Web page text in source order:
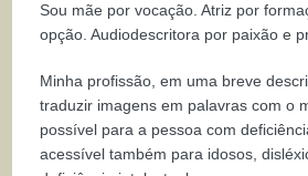
Sou mãe por vocação. Atriz por
opção. Audiodescritora por paixão e
Minha profissão, em uma breve
traduzir imagens em palavras com o
possível para a pessoa com
acessível também para idosos,